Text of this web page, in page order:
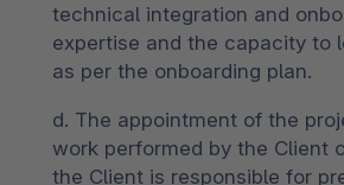
technical integration and
expertise and the capacity to
as per the onboarding plan.
d. The appointment of the
work performed by the Client
the Client is responsible for